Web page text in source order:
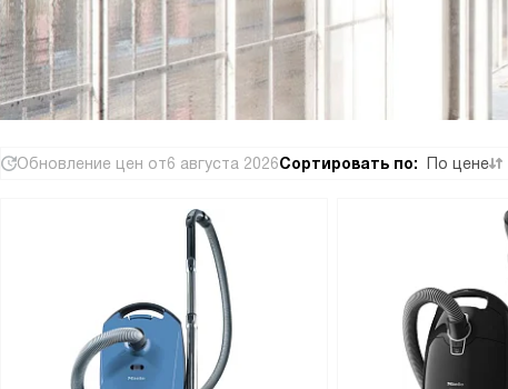
Обновление цен от6 августа 2026Сортировать по: По цене